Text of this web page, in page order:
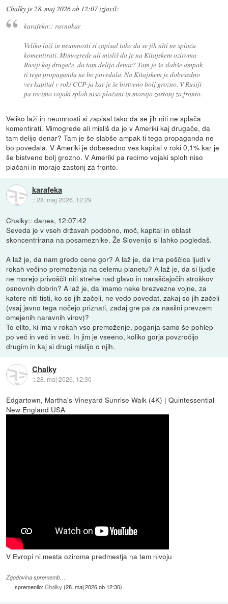
Chalky je28. maj 2026 ob 12:07izjavil:
karafeka:: ravnokar
Veliko laži in neumnosti si zapisal tako da se jih niti ne splača
komentirati. Mimogrede ali misliš da je na Kitajskem oziroma
Rusiji kaj drugače, da tam delijo denar? Tam je še slabše ampak
ti tega propaganda ne bo povedala. Na Kitajskem je dobesedno
ves kapital v roki CCP-ja kar je še bistveno bolj grozno. V Rusiji
pa recimo vojaki sploh niso plačani in morajo zastonj za fronto.
Veliko laži in neumnosti si zapisal tako da se jih niti ne splača
komentirati. Mimogrede ali misliš da je v Ameriki kaj drugače, da
tam delijo denar? Tam je še slabše ampak ti tega propaganda ne
bo povedala. V Ameriki je dobesedno ves kapital v roki 0,1% kar je
še bistveno bolj grozno. V Ameriki pa recimo vojaki sploh niso
plačani in morajo zastonj za fronto.
karafeka
::28. maj 2026, 12:29
Chalky:: danes, 12:07:42
Seveda je v vseh državah podobno, moč, kapital in oblast
skoncentrirana na posameznike. Že Slovenijo si lahko pogledaš.
A laž je, da nam gredo cene gor? A laž je, da ima peščica ljudi v
rokah večino premoženja na celemu planetu? A laž je, da si ljudje
ne morejo privoščit niti strehe nad glavo in naraščajočih stroškov
osnovnih dobrin? A laž je, da imamo neke brezvezne vojne, za
katere niti tisti, ko so jih začeli, ne vedo povedat, zakaj so jih začeli
(vsaj javno tega nočejo priznati, zadaj gre pa za nasilni prevzem
omejenih naravnih virov)?
To elito, ki ima v rokah vso premoženje, poganja samo še pohlep
po več in več in več. In jim je vseeno, koliko gorja povzročijo
drugim in kaj si drugi mislijo o njih.
Chalky
::28. maj 2026, 12:30
Edgartown, Martha's Vineyard Sunrise Walk (4K) | Quintessential
New England USA
V Evropi ni mesta oziroma predmestja na tem nivoju
Zgodovina sprememb…
spremenilo:Chalky (28. maj 2026 ob 12:30)